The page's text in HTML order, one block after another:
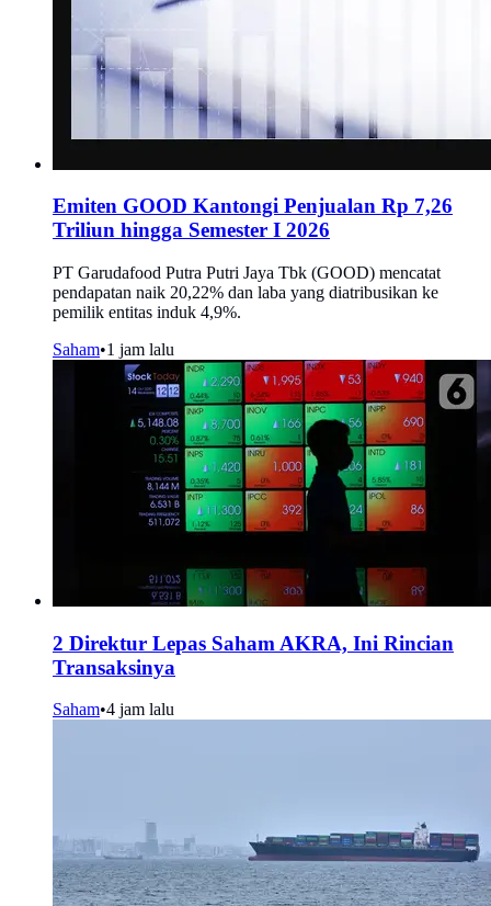
Emiten GOOD Kantongi Penjualan Rp 7,26
Triliun hingga Semester I 2026
PT Garudafood Putra Putri Jaya Tbk (GOOD) mencatat
pendapatan naik 20,22% dan laba yang diatribusikan ke
pemilik entitas induk 4,9%.
Saham•1 jam lalu
2 Direktur Lepas Saham AKRA, Ini Rincian
Transaksinya
Saham•4 jam lalu